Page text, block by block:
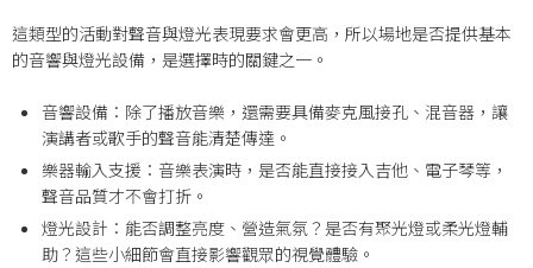
這類型的活動對聲音與燈光表現要求會更高，所以場地是否提供基本
的音響與燈光設備，是選擇時的關鍵之一。
音響設備：除了播放音樂，還需要具備麥克風接孔、混音器，讓
演講者或歌手的聲音能清楚傳達。
樂器輸入支援：音樂表演時，是否能直接接入吉他、電子琴等，
聲音品質才不會打折。
燈光設計：能否調整亮度、營造氣氛？是否有聚光燈或柔光燈輔
助？這些小細節會直接影響觀眾的視覺體驗。